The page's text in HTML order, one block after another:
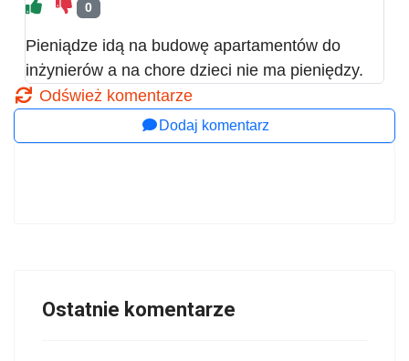
0
Pieniądze idą na budowę apartamentów do
inżynierów a na chore dzieci nie ma pieniędzy.
Odśwież komentarze
Dodaj komentarz
Ostatnie komentarze